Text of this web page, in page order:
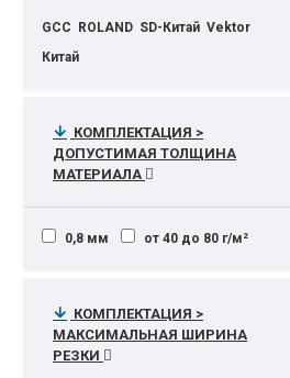
GCC ROLAND SD-Китай Vektor
Китай
КОМПЛЕКТАЦИЯ >
ДОПУСТИМАЯ ТОЛЩИНА
МАТЕРИАЛА
0,8 мм от 40 до 80 г/м²
КОМПЛЕКТАЦИЯ >
МАКСИМАЛЬНАЯ ШИРИНА
РЕЗКИ